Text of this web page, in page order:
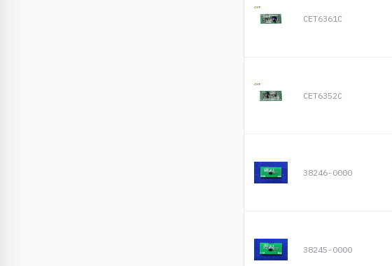
CET6361C
CET6352C
38246-0000
38245-0000